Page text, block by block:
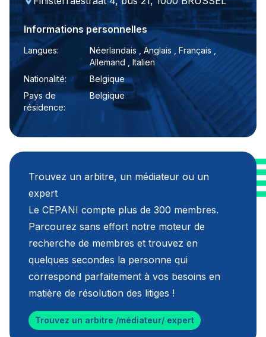
Informations personnelles
Langues:
Néerlandais , Anglais , Français ,
Allemand , Italien
Nationalité:
Belgique
Pays de
résidence:
Belgique
Trouvez un arbitre, un médiateur ou un
expert
Le CEPANI compte plus de 300 membres.
Parcourez sans effort notre moteur de
recherche de membres et trouvez en
quelques secondes la personne qui
correspond parfaitement à vos besoins en
matière de résolution des litiges !
Trouvez un arbitre /médiateur/ expert